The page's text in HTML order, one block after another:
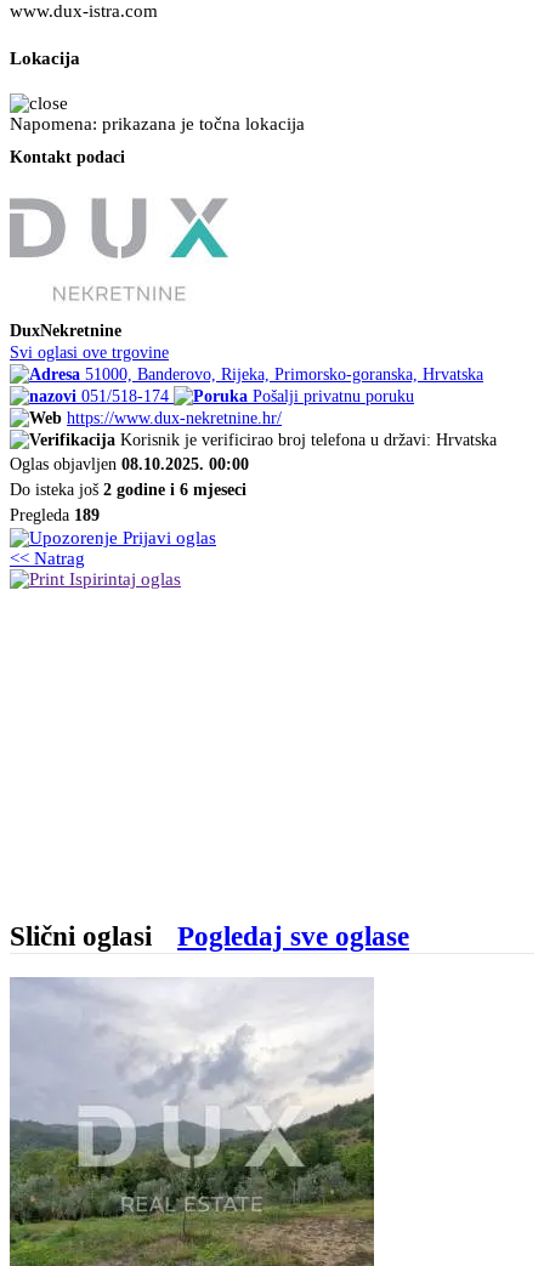
www.dux-istra.com
Lokacija
Napomena: prikazana je točna lokacija
Kontakt podaci
DuxNekretnine
Svi oglasi ove trgovine
51000, Banderovo, Rijeka, Primorsko-goranska, Hrvatska
051/518-174
Pošalji privatnu poruku
https://www.dux-nekretnine.hr/
Korisnik je verificirao broj telefona u državi: Hrvatska
Oglas objavljen 08.10.2025. 00:00
Do isteka još 2 godine i 6 mjeseci
Pregleda 189
Prijavi oglas
<< Natrag
Ispirintaj oglas
Slični oglasi Pogledaj sve oglase